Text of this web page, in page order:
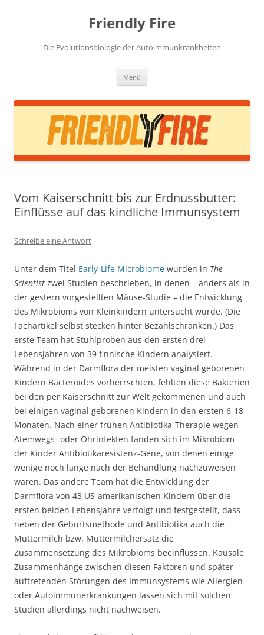
Friendly Fire
Die Evolutionsbiologie der Autoimmunkrankheiten
Menü
Vom Kaiserschnitt bis zur Erdnussbutter:
Einflüsse auf das kindliche Immunsystem
Schreibe eine Antwort
Unter dem Titel Early-Life Microbiome wurden in The
Scientist zwei Studien beschrieben, in denen – anders als in
der gestern vorgestellten Mäuse-Studie – die Entwicklung
des Mikrobioms von Kleinkindern untersucht wurde. (Die
Fachartikel selbst stecken hinter Bezahlschranken.) Das
erste Team hat Stuhlproben aus den ersten drei
Lebensjahren von 39 finnische Kindern analysiert.
Während in der Darmflora der meisten vaginal geborenen
Kindern Bacteroides vorherrschten, fehlten diese Bakterien
bei den per Kaiserschnitt zur Welt gekommenen und auch
bei einigen vaginal geborenen Kindern in den ersten 6-18
Monaten. Nach einer frühen Antibiotika-Therapie wegen
Atemwegs- oder Ohrinfekten fanden sich im Mikrobiom
der Kinder Antibiotikaresistenz-Gene, von denen einige
wenige noch lange nach der Behandlung nachzuweisen
waren. Das andere Team hat die Entwicklung der
Darmflora von 43 US-amerikanischen Kindern über die
ersten beiden Lebensjahre verfolgt und festgestellt, dass
neben der Geburtsmethode und Antibiotika auch die
Muttermilch bzw. Muttermilchersatz die
Zusammensetzung des Mikrobioms beeinflussen. Kausale
Zusammenhänge zwischen diesen Faktoren und später
auftretenden Störungen des Immunsystems wie Allergien
oder Autoimmunerkrankungen lassen sich mit solchen
Studien allerdings nicht nachweisen.